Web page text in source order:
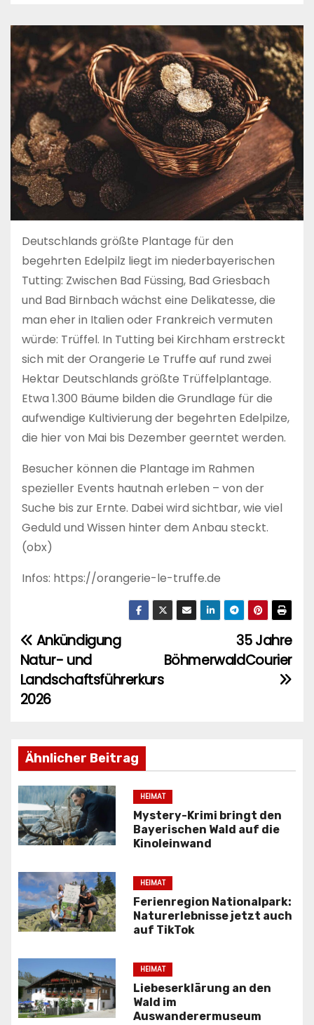
Deutschlands größte Plantage für den
begehrten Edelpilz liegt im niederbayerischen
Tutting: Zwischen Bad Füssing, Bad Griesbach
und Bad Birnbach wächst eine Delikatesse, die
man eher in Italien oder Frankreich vermuten
würde: Trüffel. In Tutting bei Kirchham erstreckt
sich mit der Orangerie Le Truffe auf rund zwei
Hektar Deutschlands größte Trüffelplantage.
Etwa 1.300 Bäume bilden die Grundlage für die
aufwendige Kultivierung der begehrten Edelpilze,
die hier von Mai bis Dezember geerntet werden.
Besucher können die Plantage im Rahmen
spezieller Events hautnah erleben – von der
Suche bis zur Ernte. Dabei wird sichtbar, wie viel
Geduld und Wissen hinter dem Anbau steckt.
(obx)
Infos: https://orangerie-le-truffe.de
B
e
i
r
a
g
s
n
a
v
i
g
a
35 Jahre
BöhmerwaldCourier
Ankündigung
Natur- und
Landschaftsführerkurs
2026
Ähnlicher Beitrag
HEIMAT
Mystery-Krimi bringt den
Bayerischen Wald auf die
Kinoleinwand
HEIMAT
Ferienregion Nationalpark:
Naturerlebnisse jetzt auch
auf TikTok
HEIMAT
Liebeserklärung an den
Wald im
Auswanderermuseum